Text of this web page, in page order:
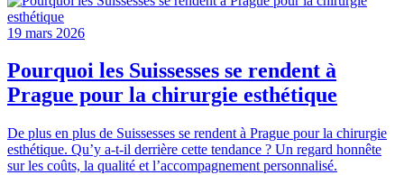
19 mars 2026
Pourquoi les Suissesses se rendent à
Prague pour la chirurgie esthétique
De plus en plus de Suissesses se rendent à Prague pour la chirurgie
esthétique. Qu’y a-t-il derrière cette tendance ? Un regard honnête
sur les coûts, la qualité et l’accompagnement personnalisé.